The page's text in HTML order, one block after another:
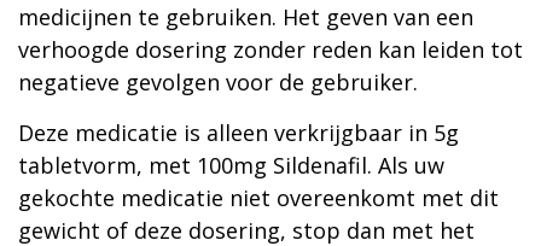
medicijnen te gebruiken. Het geven van een
verhoogde dosering zonder reden kan leiden tot
negatieve gevolgen voor de gebruiker.
Deze medicatie is alleen verkrijgbaar in 5g
tabletvorm, met 100mg Sildenafil. Als uw
gekochte medicatie niet overeenkomt met dit
gewicht of deze dosering, stop dan met het